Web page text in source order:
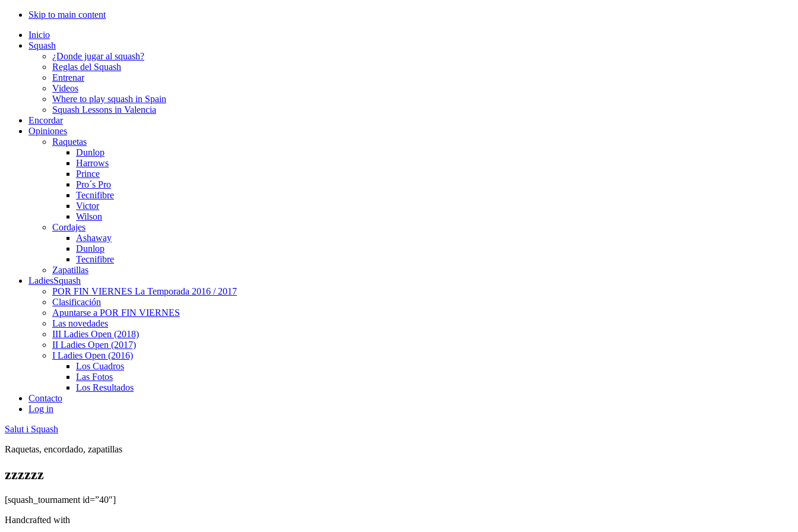
Skip to main content
Inicio
Squash
¿Donde jugar al squash?
Reglas del Squash
Entrenar
Videos
Where to play squash in Spain
Squash Lessons in Valencia
Encordar
Opiniones
Raquetas
Dunlop
Harrows
Prince
Pro´s Pro
Tecnifibre
Victor
Wilson
Cordajes
Ashaway
Dunlop
Tecnifibre
Zapatillas
LadiesSquash
POR FIN VIERNES La Temporada 2016 / 2017
Clasificación
Apuntarse a POR FIN VIERNES
Las novedades
III Ladies Open (2018)
II Ladies Open (2017)
I Ladies Open (2016)
Los Cuadros
Las Fotos
Los Resultados
Contacto
Log in
Salut i Squash
Raquetas, encordado, zapatillas
zzzzzz
[squash_tournament id=”40″]
Handcrafted with